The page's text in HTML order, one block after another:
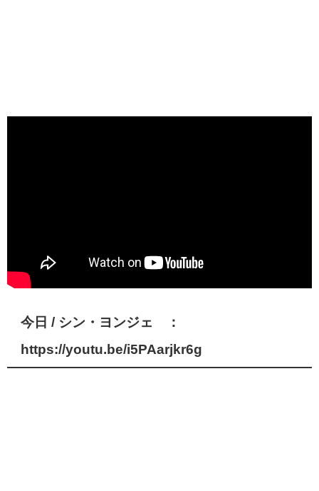
今日 / シン・ヨンジェ ：
https://youtu.be/i5PAarjkr6g